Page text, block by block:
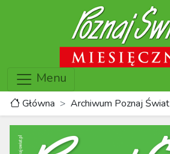
Menu
Główna Archiwum Poznaj Świat